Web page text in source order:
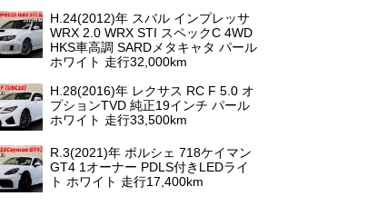
H.24(2012)年 スバル インプレッサ
WRX 2.0 WRX STI スペックC 4WD
HKS車高調 SARDメタキャタ パール
ホワイト 走行32,000km
H.28(2016)年 レクサス RC F 5.0 オ
プションTVD 純正19インチ パール
ホワイト 走行33,500km
R.3(2021)年 ポルシェ 718ケイマン
GT4 1オーナー PDLS付きLEDライ
ト ホワイト 走行17,400km